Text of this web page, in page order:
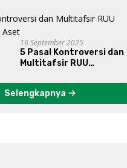
16 September 2025
5 Pasal Kontroversi dan
Multitafsir RUU
Selengkapnya